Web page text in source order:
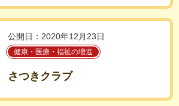
公開日：2020年12月23日
健康・医療・福祉の増進
さつきクラブ